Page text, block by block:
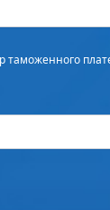
таможенного